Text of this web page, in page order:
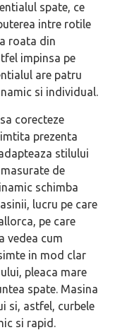
spate, ce
intre rotile
roata din
impinsa pe
are patru
si individual.
corecteze
prezenta
stilului
de
schimba
lucru pe care
pe care
vedea cum
in mod clar
pleaca mare
spate. Masina
si, astfel, curbele
si rapid.